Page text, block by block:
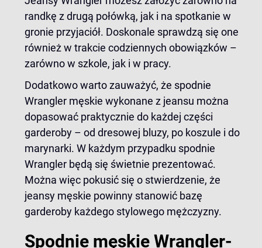
randkę z drugą połówką, jak i na spotkanie w
gronie przyjaciół. Doskonale sprawdzą się one
również w trakcie codziennych obowiązków –
zarówno w szkole, jak i w pracy.
Dodatkowo warto zauważyć, że spodnie
Wrangler męskie wykonane z jeansu można
dopasować praktycznie do każdej części
garderoby – od dresowej bluzy, po koszule i do
marynarki. W każdym przypadku spodnie
Wrangler będą się świetnie prezentować.
Można więc pokusić się o stwierdzenie, że
jeansy męskie powinny stanowić bazę
garderoby każdego stylowego mężczyzny.
Spodnie męskie Wrangler-